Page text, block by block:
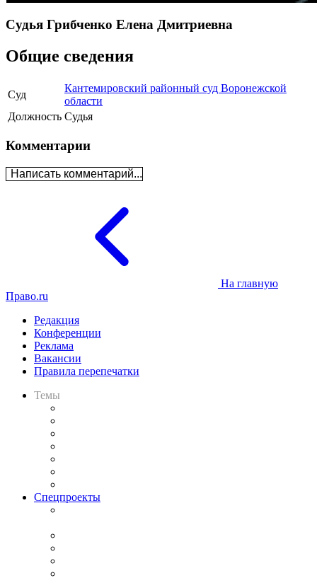
Судья Грибченко Елена Дмитриевна
Общие сведения
Суд
Кантемировский районный суд Воронежской
области
Должность Судья
Комментарии
Написать комментарий...
На главную
Право.ru
Редакция
Конференции
Реклама
Вакансии
Правила перепечатки
Темы
Спецпроекты